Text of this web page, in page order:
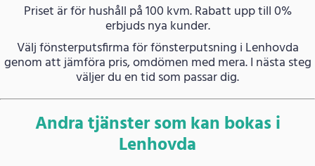
Priset är för hushåll på 100 kvm. Rabatt upp till 0%
erbjuds nya kunder.
Välj fönsterputsfirma för fönsterputsning i Lenhovda
genom att jämföra pris, omdömen med mera. I nästa steg
väljer du en tid som passar dig.
Andra tjänster som kan bokas i
Lenhovda